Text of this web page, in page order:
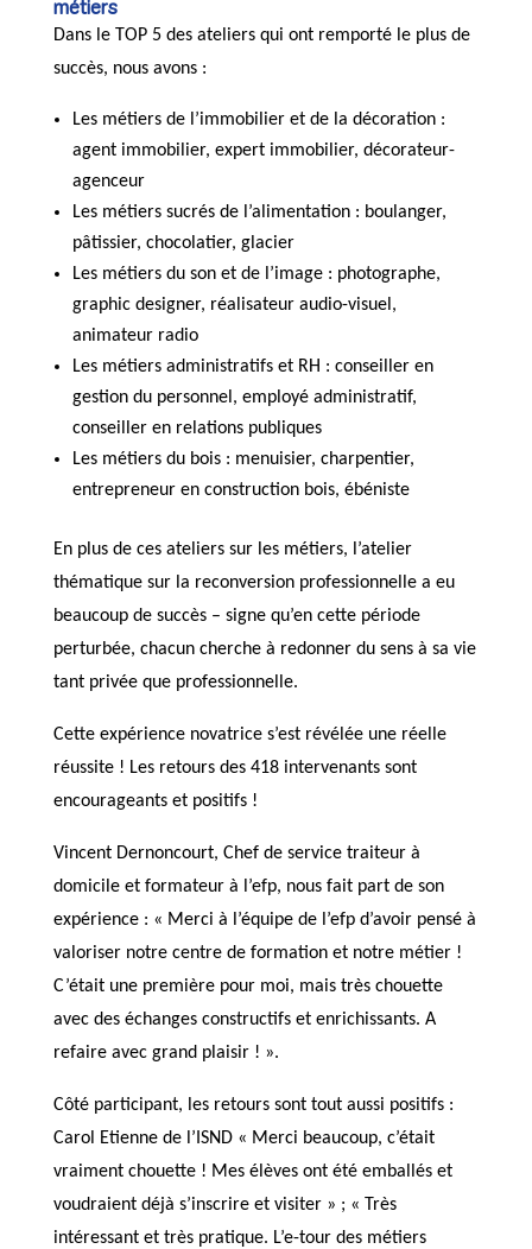
métiers
Dans le TOP 5 des ateliers qui ont remporté le plus de
succès, nous avons :
Les métiers de l’immobilier et de la décoration :
agent immobilier, expert immobilier, décorateur-
agenceur
Les métiers sucrés de l’alimentation : boulanger,
pâtissier, chocolatier, glacier
Les métiers du son et de l’image : photographe,
graphic designer, réalisateur audio-visuel,
animateur radio
Les métiers administratifs et RH : conseiller en
gestion du personnel, employé administratif,
conseiller en relations publiques
Les métiers du bois : menuisier, charpentier,
entrepreneur en construction bois, ébéniste
​En plus de ces ateliers sur les métiers, l’atelier
thématique sur la reconversion professionnelle a eu
beaucoup de succès – signe qu’en cette période
perturbée, chacun cherche à redonner du sens à sa vie
tant privée que professionnelle.
Cette expérience novatrice s’est révélée une réelle
réussite ! Les retours des 418 intervenants sont
encourageants et positifs !
Vincent Dernoncourt, Chef de service traiteur à
domicile et formateur à l’efp, nous fait part de son
expérience : « Merci à l’équipe de l’efp d’avoir pensé à
valoriser notre centre de formation et notre métier !
C’était une première pour moi, mais très chouette
avec des échanges constructifs et enrichissants. A
refaire avec grand plaisir ! ».
Côté participant, les retours sont tout aussi positifs :
Carol Etienne de l’ISND « Merci beaucoup, c’était
vraiment chouette ! Mes élèves ont été emballés et
voudraient déjà s’inscrire et visiter » ; « Très
intéressant et très pratique. L’e-tour des métiers